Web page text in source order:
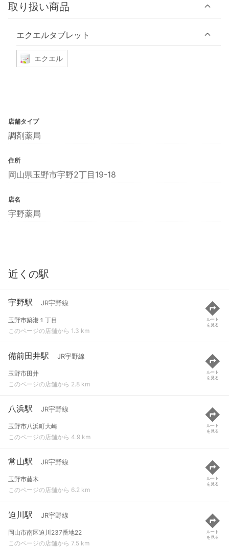
取り扱い商品
エクエルタブレット
エクエル
店舗タイプ
調剤薬局
住所
岡山県玉野市宇野2丁目19-18
店名
宇野薬局
近くの駅
宇野駅 JR宇野線
玉野市築港１丁目
このページの店舗から 1.3 km
ルート
を見る
備前田井駅 JR宇野線
玉野市田井
このページの店舗から 2.8 km
ルート
を見る
八浜駅 JR宇野線
玉野市八浜町大崎
このページの店舗から 4.9 km
ルート
を見る
常山駅 JR宇野線
玉野市藤木
このページの店舗から 6.2 km
ルート
を見る
迫川駅 JR宇野線
岡山市南区迫川237番地22
このページの店舗から 7.5 km
ルート
を見る